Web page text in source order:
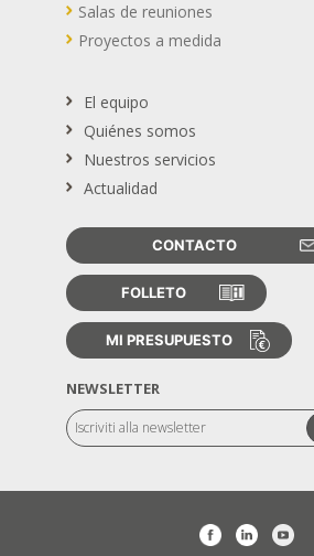
Salas de reuniones
Proyectos a medida
NEWSLETTER
El equipo
Quiénes somos
Nuestros servicios
Actualidad
CONTACTO
FOLLETO
MI PRESUPUESTO